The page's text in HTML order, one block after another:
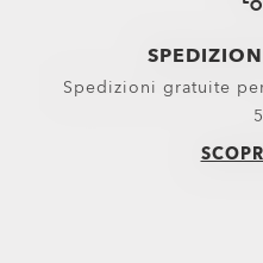
Spedizioni gratuite